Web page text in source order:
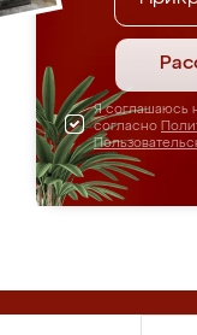
Я соглашаюсь
согласно